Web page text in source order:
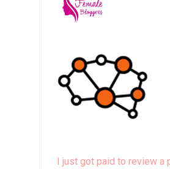
I just got paid to review a